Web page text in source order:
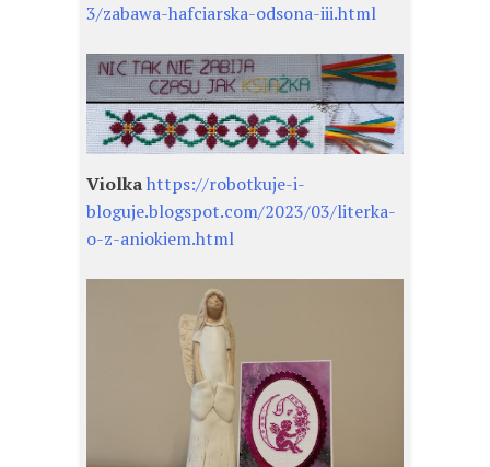
3/zabawa-hafciarska-odsona-iii.html
Violkahttps://robotkuje-i-
bloguje.blogspot.com/2023/03/literka-
o-z-aniokiem.html